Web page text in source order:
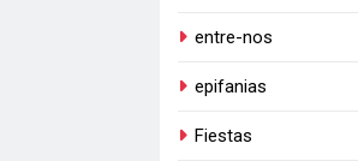
entre-nos
epifanias
Fiestas